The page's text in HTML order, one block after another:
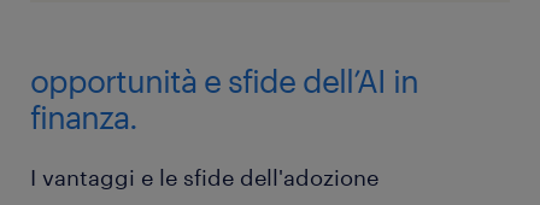
opportunità e sfide dell’AI in
finanza.
I vantaggi e le sfide dell'adozione